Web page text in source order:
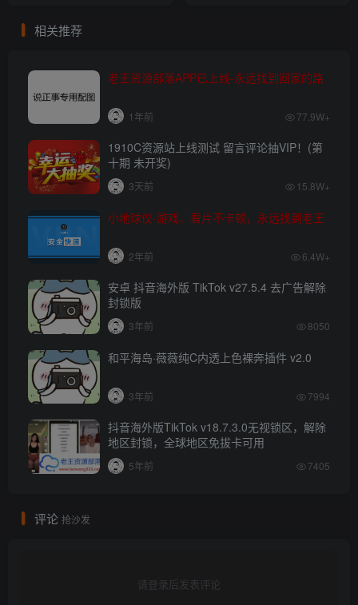
相关推荐
老王资源部落APP已上线-永远找到回家的路
1年前 77.9W+
1910C资源站上线测试 留言评论抽VIP！(第
十期 未开奖)
3天前 15.8W+
小地球仪-游戏、看片不卡顿，永远找到老王
2年前 6.4W+
安卓 抖音海外版 TikTok v27.5.4 去广告解除
封锁版
3年前 8050
和平海岛·薇薇纯C内透上色裸奔插件 v2.0
3年前 7994
抖音海外版TikTok v18.7.3.0无视锁区，解除
地区封锁，全球地区免拔卡可用
5年前 7405
评论 抢沙发
请登录后发表评论